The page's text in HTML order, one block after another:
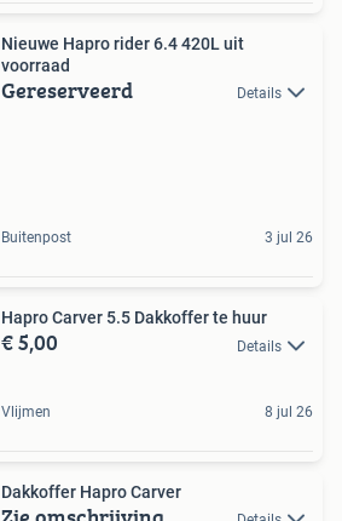
Nieuwe Hapro rider 6.4 420L uit
voorraad
Gereserveerd Details
Buitenpost 3 jul 26
Hapro Carver 5.5 Dakkoffer te huur
€ 5,00 Details
Vlijmen 8 jul 26
Dakkoffer Hapro Carver